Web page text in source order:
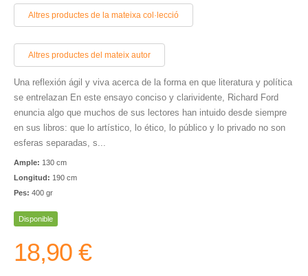
Altres productes de la mateixa col·lecció
Altres productes del mateix autor
Una reflexión ágil y viva acerca de la forma en que literatura y política
se entrelazan En este ensayo conciso y clarividente, Richard Ford
enuncia algo que muchos de sus lectores han intuido desde siempre
en sus libros: que lo artístico, lo ético, lo público y lo privado no son
esferas separadas, s...
Ample: 130 cm
Longitud: 190 cm
Pes: 400 gr
Disponible
18,90 €